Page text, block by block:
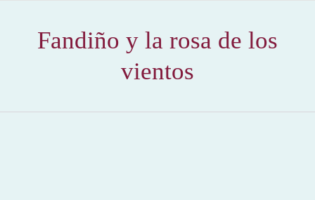
Fandiño y la rosa de los
vientos